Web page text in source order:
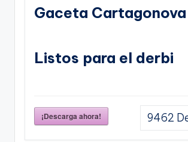
Gaceta
Listos para el derbi
¡Descarga ahora! 9462